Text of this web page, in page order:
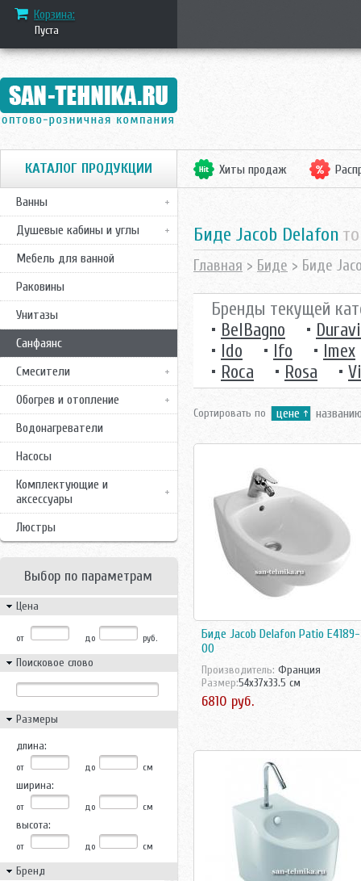
Корзина:
Пуста
КАТАЛОГ ПРОДУКЦИИ
Ванны
Душевые кабины и углы
Мебель для ванной
Раковины
Унитазы
Санфаянс
Смесители
Обогрев и отопление
Водонагреватели
Насосы
Комплектующие и
аксессуары
Люстры
Выбор по параметрам
Цена
от до руб.
Поисковое слово
Размеры
длина:
от до см
ширина:
от до см
высота:
от до см
Бренд
Хиты продаж
Биде Jacob Delafon
Главная > Биде > Биде
Бренды текущей
• BelBagno •
• Ido • Ifo • Imex
• Roca • Rosa •
Сортировать по цене
Биде Jacob Delafon Patio E4189-
00
Производитель: Франция
Размер:54x37x33.5 см
6810 руб.